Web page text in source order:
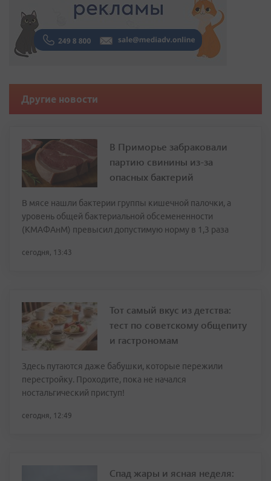
Другие новости
В Приморье забраковали
партию свинины из-за
опасных бактерий
В мясе нашли бактерии группы кишечной палочки, а
уровень общей бактериальной обсемененности
(КМАФАнМ) превысил допустимую норму в 1,3 раза
сегодня, 13:43
Тот самый вкус из детства:
тест по советскому общепиту
и гастрономам
Здесь путаются даже бабушки, которые пережили
перестройку. Проходите, пока не начался
ностальгический приступ!
сегодня, 12:49
Спад жары и ясная неделя: